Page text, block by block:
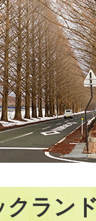
ラン